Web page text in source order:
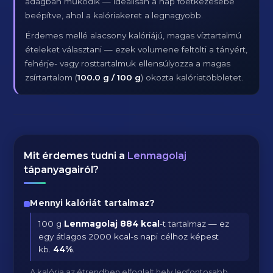
beépítve, ahol a kalóriakeret a legnagyobb.
Érdemes mellé alacsony kalóriájú, magas víztartalmú
ételeket választani — ezek volumene feltölti a tányért,
fehérje- vagy rosttartalmuk ellensúlyozza a magas
zsírtartalom (100.0 g / 100 g) okozta kalóriatöbbletet.
Mit érdemes tudni a Lenmagolaj
tápanyagairól?
Mennyi kalóriát tartalmaz?
100 g Lenmagolaj 884 kcal-t tartalmaz — ez
egy átlagos 2000 kcal-s napi célhoz képest
kb. 44%